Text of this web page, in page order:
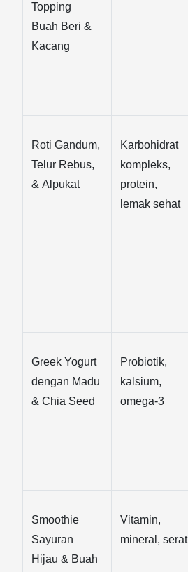
Topping
Buah Beri &
Kacang
Roti Gandum,
Telur Rebus,
& Alpukat
Karbohidrat
kompleks,
protein,
lemak sehat
Greek Yogurt
dengan Madu
& Chia Seed
Probiotik,
kalsium,
omega-3
Smoothie
Sayuran
Hijau & Buah
Vitamin,
mineral, serat